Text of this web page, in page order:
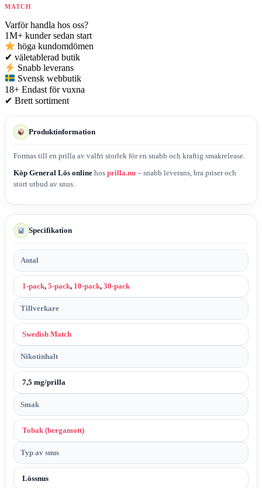
MATCH
Varför handla hos oss?
1M+ kunder sedan start
höga kundomdömen
✔ väletablerad butik
Snabb leverans
Svensk webbutik
18+ Endast för vuxna
✔ Brett sortiment
Produktinformation
Formas till en prilla av valfri storlek för en snabb och kraftig smakrelease.
Köp General Lös online hos prilla.nu – snabb leverans, bra priser och
stort utbud av snus.
Specifikation
Antal
1-pack, 5-pack, 10-pack, 30-pack
Tillverkare
Swedish Match
Nikotinhalt
7,5 mg/prilla
Smak
Tobak (bergamott)
Typ av snus
Lössnus